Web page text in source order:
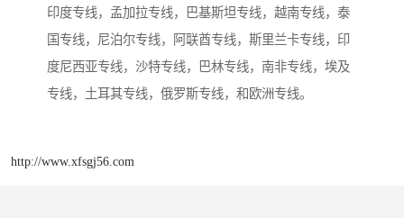
印度专线，孟加拉专线，巴基斯坦专线，越南专线，泰
国专线，尼泊尔专线，阿联酋专线，斯里兰卡专线，印
度尼西亚专线，沙特专线，巴林专线，南非专线，埃及
专线，土耳其专线，俄罗斯专线，和欧洲专线。
http://www.xfsgj56.com